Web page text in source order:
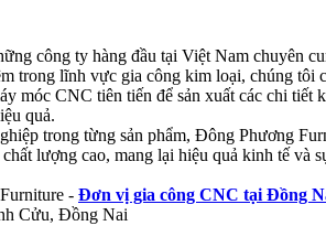
công ty hàng đầu tại Việt Nam chuyên
trong lĩnh vực gia công kim loại, chúng tôi
móc CNC tiên tiến để sản xuất các chi
quả.
trong từng sản phẩm, Đông Phương
lượng cao, mang lại hiệu quả kinh tế
- Đơn vị gia công CNC tại Đồng
Cửu, Đồng Nai